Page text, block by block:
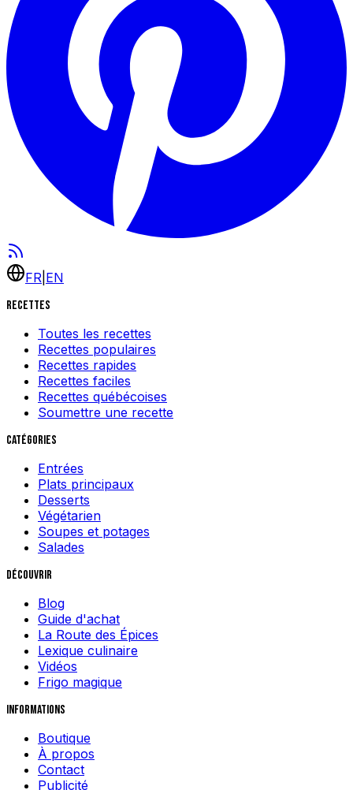
FR EN
Recettes
Toutes les recettes
Recettes populaires
Recettes rapides
Recettes faciles
Recettes québécoises
Soumettre une recette
Catégories
Entrées
Plats principaux
Desserts
Végétarien
Soupes et potages
Salades
Découvrir
Blog
Guide d'achat
La Route des Épices
Lexique culinaire
Vidéos
Frigo magique
Informations
Boutique
À propos
Contact
Publicité